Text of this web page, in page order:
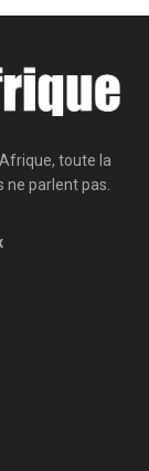
toute la
parlent pas.